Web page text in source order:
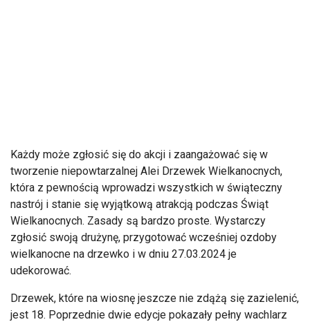
Każdy może zgłosić się do akcji i zaangażować się w
tworzenie niepowtarzalnej Alei Drzewek Wielkanocnych,
która z pewnością wprowadzi wszystkich w świąteczny
nastrój i stanie się wyjątkową atrakcją podczas Świąt
Wielkanocnych. Zasady są bardzo proste. Wystarczy
zgłosić swoją drużynę, przygotować wcześniej ozdoby
wielkanocne na drzewko i w dniu 27.03.2024 je
udekorować.
Drzewek, które na wiosnę jeszcze nie zdążą się zazielenić,
jest 18. Poprzednie dwie edycje pokazały pełny wachlarz